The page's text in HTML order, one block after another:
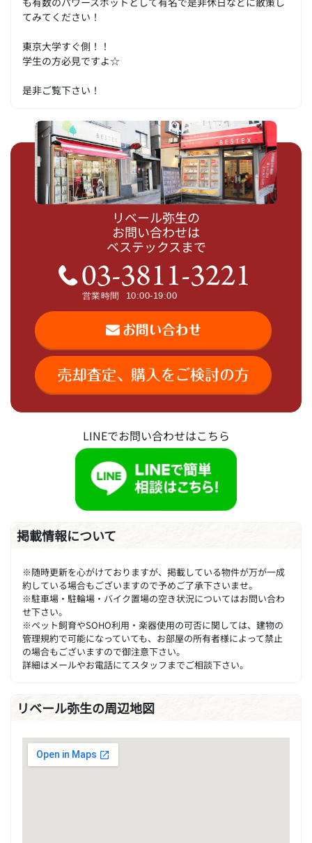
てみてください！
東京大学すぐ側！！
学生の方必見ですよ☆
是非ご覧下さい！
リベール弥生の
お問い合わせは
ベステックスまで
LINEでお問い合わせはこちら
掲載情報について
※随時更新を心がけておりますが、掲載している物件が万が一成
約している場合もございますので予めご了承下さいませ。
※駐車場・駐輪場・バイク置場の空き状況についてはお問い合わ
せ下さい。
※ペット飼育やSOHO利用・楽器使用の可否に関しては、建物の
管理規約で可能になっていても、お部屋の所有者様によって禁止
の場合もございますので御注意下さい。
詳細はメールやお電話にてスタッフまでご相談下さい。
リベール弥生の周辺地図